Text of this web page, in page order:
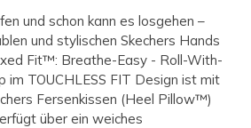
und schon kann es losgehen –
und stylischen Skechers Hands
Fit™: Breathe-Easy - Roll-With-
im TOUCHLESS FIT Design ist mit
Fersenkissen (Heel Pillow™)
über ein weiches